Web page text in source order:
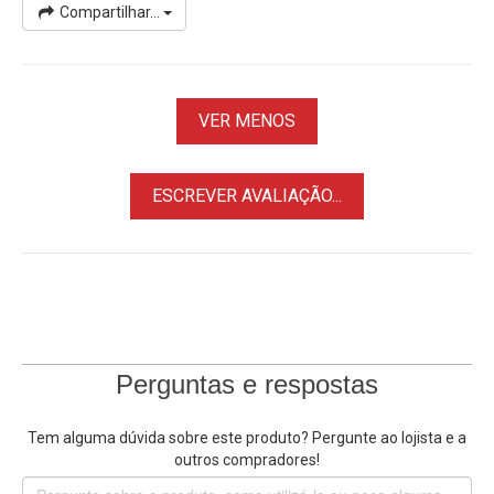
Compartilhar...
VER MENOS
ESCREVER AVALIAÇÃO...
Perguntas e respostas
Tem alguma dúvida sobre este produto? Pergunte ao lojista e a
outros compradores!